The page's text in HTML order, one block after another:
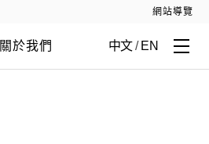
網站導覽
關於我們 中文 / EN